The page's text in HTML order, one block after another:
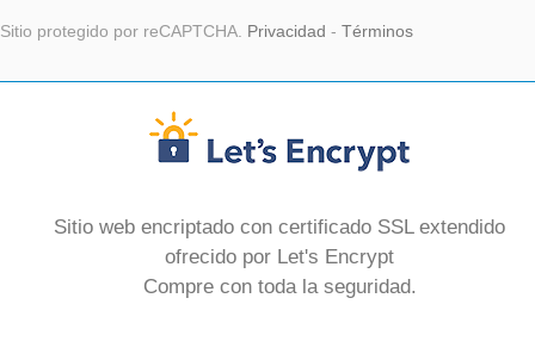
Sitio protegido por reCAPTCHA. Privacidad - Términos
Sitio web encriptado con certificado SSL extendido
ofrecido por Let's Encrypt
Compre con toda la seguridad.